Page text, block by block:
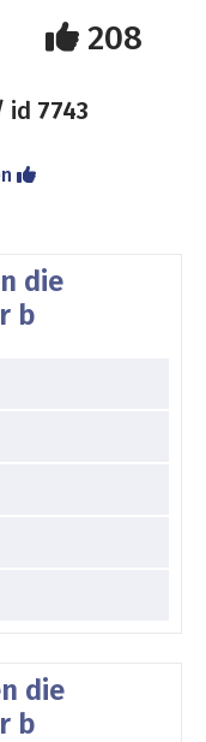
208
id 7743
die
b
die
b